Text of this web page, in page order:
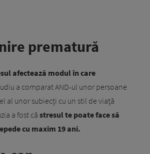
prematură
afectează modul în care
a comparat AND-ul unor persoane
al unor subiecți cu un stil de viață
a fost că stresul te poate face să
cu maxim 19 ani.